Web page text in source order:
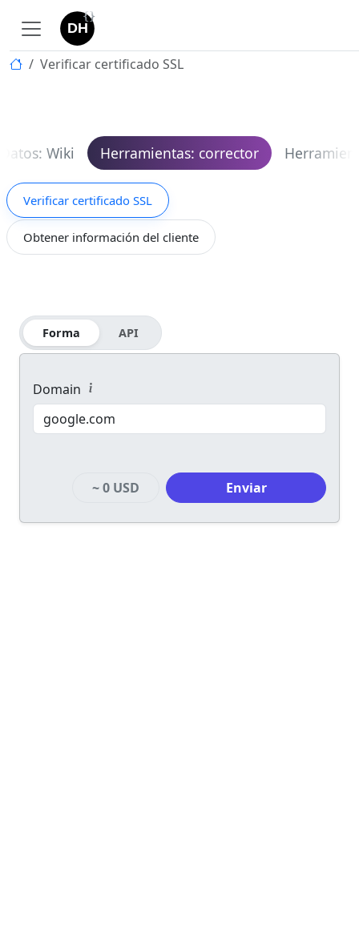
Verificar certificado SSL
Datos: Wiki Herramientas: corrector
Verificar certificado SSL
Obtener información del cliente
Forma API
Domain
~0 USD Enviar